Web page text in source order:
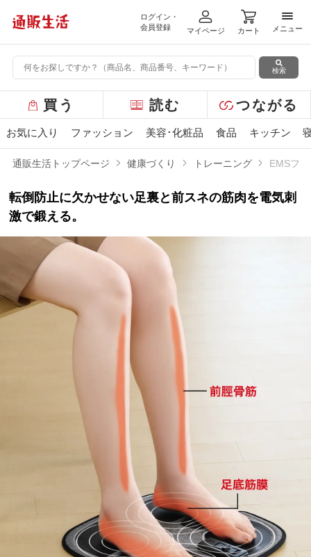
ログイン・
会員登録
マイページ カート
メニ
メニュー
検索
ー
バ
ュ
ー
買う 読む つながる
お気に入り ファッション 美容･化粧品 食品 キッチン
通販生活トップページ 健康づくり トレーニング EMSフ
転倒防止に欠かせない足裏と前スネの筋肉を電気刺
激で鍛える。